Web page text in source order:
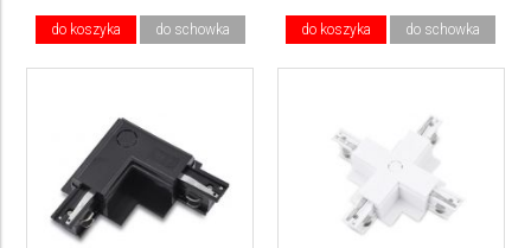
do koszyka do schowka do koszyka do schowka